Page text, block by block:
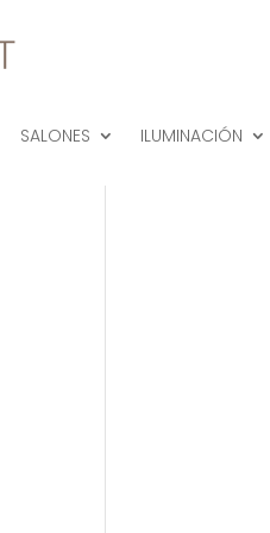
SALONES ILUMINACIÓN